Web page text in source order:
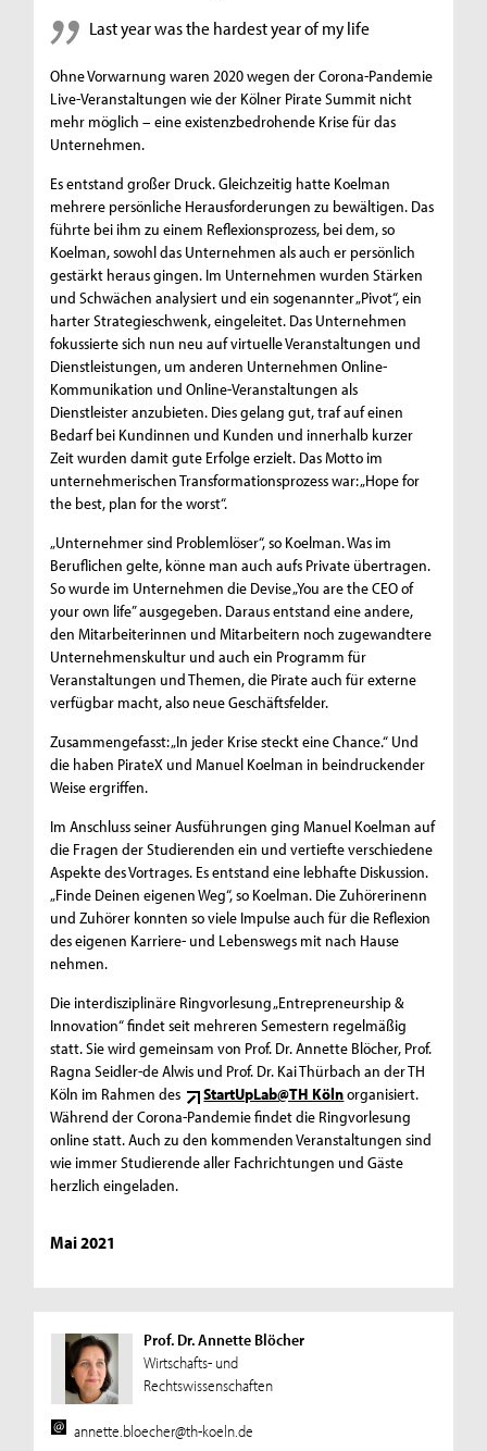
Last year was the hardest year of my life
Ohne Vorwarnung waren 2020 wegen der Corona-Pandemie
Live-Veranstaltungen wie der Kölner Pirate Summit nicht
mehr möglich – eine existenzbedrohende Krise für das
Unternehmen.
Es entstand großer Druck. Gleichzeitig hatte Koelman
mehrere persönliche Herausforderungen zu bewältigen. Das
führte bei ihm zu einem Reflexionsprozess, bei dem, so
Koelman, sowohl das Unternehmen als auch er persönlich
gestärkt heraus gingen. Im Unternehmen wurden Stärken
und Schwächen analysiert und ein sogenannter „Pivot“, ein
harter Strategieschwenk, eingeleitet. Das Unternehmen
fokussierte sich nun neu auf virtuelle Veranstaltungen und
Dienstleistungen, um anderen Unternehmen Online-
Kommunikation und Online-Veranstaltungen als
Dienstleister anzubieten. Dies gelang gut, traf auf einen
Bedarf bei Kundinnen und Kunden und innerhalb kurzer
Zeit wurden damit gute Erfolge erzielt. Das Motto im
unternehmerischen Transformationsprozess war: „Hope for
the best, plan for the worst“.
„Unternehmer sind Problemlöser“, so Koelman. Was im
Beruflichen gelte, könne man auch aufs Private übertragen.
So wurde im Unternehmen die Devise „You are the CEO of
your own life” ausgegeben. Daraus entstand eine andere,
den Mitarbeiterinnen und Mitarbeitern noch zugewandtere
Unternehmenskultur und auch ein Programm für
Veranstaltungen und Themen, die Pirate auch für externe
verfügbar macht, also neue Geschäftsfelder.
Zusammengefasst: „In jeder Krise steckt eine Chance.“ Und
die haben PirateX und Manuel Koelman in beindruckender
Weise ergriffen.
Im Anschluss seiner Ausführungen ging Manuel Koelman auf
die Fragen der Studierenden ein und vertiefte verschiedene
Aspekte des Vortrages. Es entstand eine lebhafte Diskussion.
„Finde Deinen eigenen Weg“, so Koelman. Die Zuhörerinenn
und Zuhörer konnten so viele Impulse auch für die Reflexion
des eigenen Karriere- und Lebenswegs mit nach Hause
nehmen.
Die interdisziplinäre Ringvorlesung „Entrepreneurship &
Innovation“ findet seit mehreren Semestern regelmäßig
statt. Sie wird gemeinsam von Prof. Dr. Annette Blöcher, Prof.
Ragna Seidler-de Alwis und Prof. Dr. Kai Thürbach an der TH
Köln im Rahmen des
StartUpLab@TH Kölnorganisiert.
Während der Corona-Pandemie findet die Ringvorlesung
online statt. Auch zu den kommenden Veranstaltungen sind
wie immer Studierende aller Fachrichtungen und Gäste
herzlich eingeladen.
Mai 2021
Prof. Dr. Annette Blöcher
Wirtschafts- und
Rechtswissenschaften
annette.bloecher@th-koeln.de